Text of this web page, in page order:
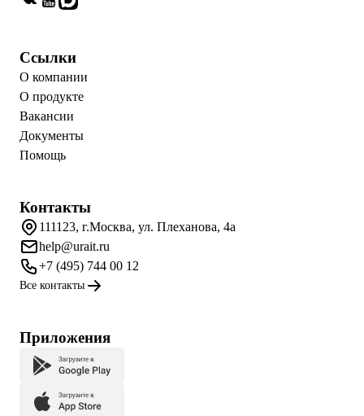
Ссылки
О компании
О продукте
Вакансии
Документы
Помощь
Контакты
111123, г.Москва, ул. Плеханова, 4а
help@urait.ru
+7 (495) 744 00 12
Все контакты
Приложения